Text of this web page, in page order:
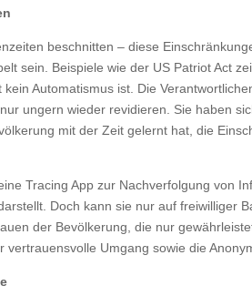
beschnitten – diese
sein. Beispiele wie der US Patriot Act
Automatismus ist. Die
ungern wieder revidieren. Sie haben
mit der Zeit gelernt hat, die
Tracing App zur Nachverfolgung von
Doch kann sie nur auf freiwilliger
der Bevölkerung, die nur
vertrauensvolle Umgang sowie die